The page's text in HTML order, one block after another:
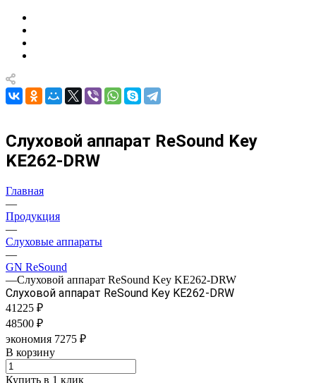
Слуховой аппарат ReSound Key
KE262-DRW
Главная
—
Продукция
—
Слуховые аппараты
—
GN ReSound
—Слуховой аппарат ReSound Key KE262-DRW
Слуховой аппарат ReSound Key KE262-DRW
41225 ₽
48500 ₽
экономия 7275 ₽
В корзину
Купить в 1 клик